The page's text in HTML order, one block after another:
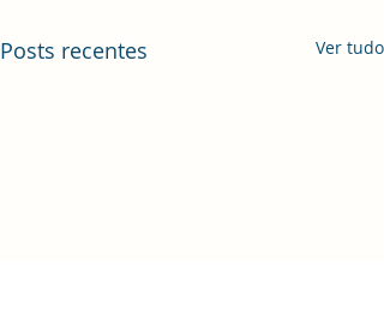
Posts recentes Ver tudo